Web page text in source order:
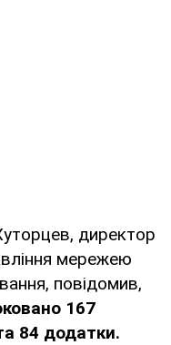
директор
мережею
повідомив,
167
84 додатки.